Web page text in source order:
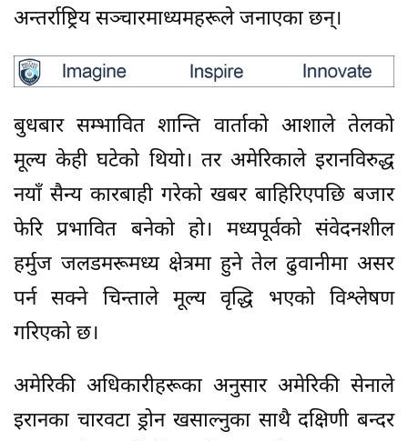
अन्तर्राष्ट्रिय सञ्चारमाध्यमहरूले जनाएका छन्।
बुधबार सम्भावित शान्ति वार्ताको आशाले तेलको
मूल्य केही घटेको थियो। तर अमेरिकाले इरानविरुद्ध
नयाँ सैन्य कारबाही गरेको खबर बाहिरिएपछि बजार
फेरि प्रभावित बनेको हो। मध्यपूर्वको संवेदनशील
हर्मुज जलडमरूमध्य क्षेत्रमा हुने तेल ढुवानीमा असर
पर्न सक्ने चिन्ताले मूल्य वृद्धि भएको विश्लेषण
गरिएको छ।
अमेरिकी अधिकारीहरूका अनुसार अमेरिकी सेनाले
इरानका चारवटा ड्रोन खसाल्नुका साथै दक्षिणी बन्दर